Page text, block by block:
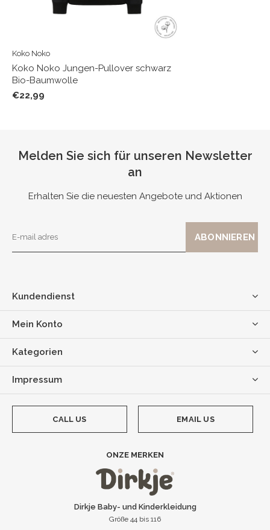
Koko Noko
Koko Noko Jungen-Pullover schwarz
Bio-Baumwolle
€22,99
Melden Sie sich für unseren Newsletter
an
Erhalten Sie die neuesten Angebote und Aktionen
Kundendienst
Mein Konto
Kategorien
Impressum
CALL US EMAIL US
ONZE MERKEN
Dirkje Baby- und Kinderkleidung
Größe 44 bis 116